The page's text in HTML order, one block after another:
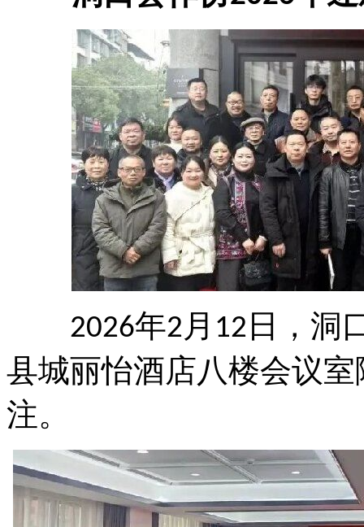
2026年2 月 12 日，洞
县城丽怡酒店八楼会议
注。